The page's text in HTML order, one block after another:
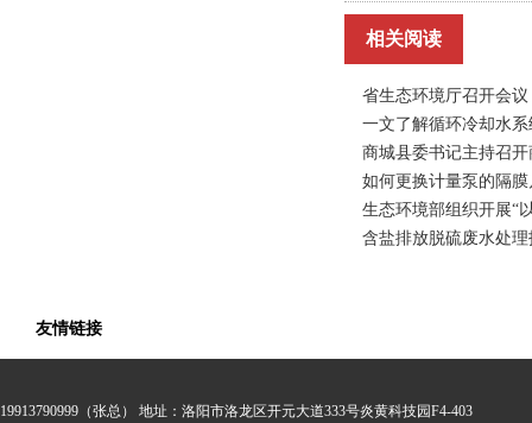
相关阅读
省生态环境厅召开会
一文了解循环冷却水
商城县委书记主持召
如何更换计量泵的隔膜
生态环境部组织开展“
含盐排放脱硫废水处
友情链接
19913790999（张总） 地址：洛阳市洛龙区开元大道333号炎黄科技园F4-403